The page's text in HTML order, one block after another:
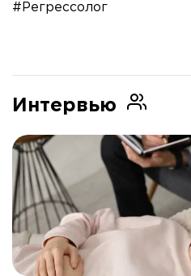
#Регрессолог
Интервью